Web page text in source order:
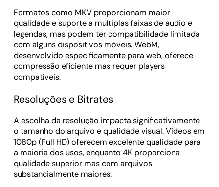
Formatos como MKV proporcionam maior
qualidade e suporte a múltiplas faixas de áudio e
legendas, mas podem ter compatibilidade limitada
com alguns dispositivos móveis. WebM,
desenvolvido especificamente para web, oferece
compressão eficiente mas requer players
compatíveis.
Resoluções e Bitrates
A escolha da resolução impacta significativamente
o tamanho do arquivo e qualidade visual. Vídeos em
1080p (Full HD) oferecem excelente qualidade para
a maioria dos usos, enquanto 4K proporciona
qualidade superior mas com arquivos
substancialmente maiores.